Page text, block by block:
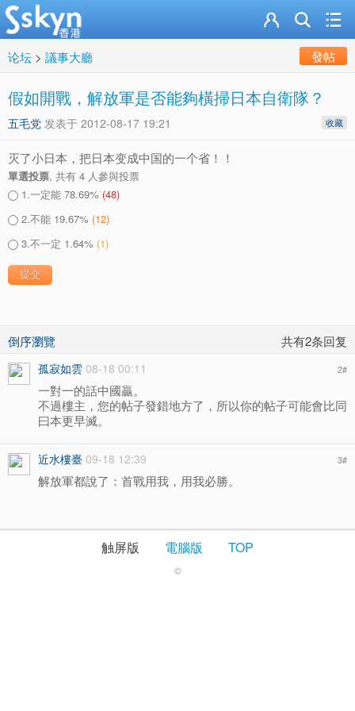
论坛 > 議事大廳 發帖
假如開戰，解放軍是否能夠橫掃日本自衛隊？
收藏
五毛党 发表于 2012-08-17 19:21
灭了小日本，把日本变成中国的一个省！！
單選投票, 共有 4 人參與投票
1.一定能 78.69% (48)
2.不能 19.67% (12)
3.不一定 1.64% (1)
倒序瀏覽 共有2条回复
孤寂如雲 08-18 00:11 2#
一對一的話中國贏。
不過樓主，您的帖子發錯地方了，所以你的帖子可能會比同
曰本更早滅。
近水樓臺 09-18 12:39 3#
解放軍都說了：首戰用我，用我必勝。
触屏版 電腦版 TOP
©